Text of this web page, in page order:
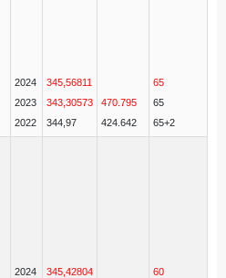
2024
2023
2022
345,56811
343,30573
344,97
470.795
424.642
65
65
65+2
2024
345,42804
60